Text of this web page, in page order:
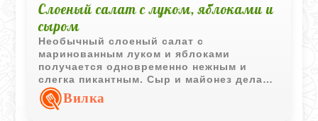
Слоеный салат с луком, яблоками и
сыром
Необычный слоеный салат с
маринованным луком и яблоками
получается одновременно нежным и
слегка пикантным. Сыр и майонез делают
вкус мягче, а яблоки добавляют
приятную свежесть.
Вилка